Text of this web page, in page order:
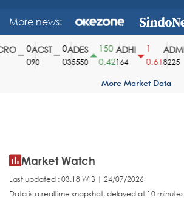
More news:
ACST
90
ADES
35550
150
0.42
ADHI
164
0.61
ADMF
8225
More Market Data
Market Watch
Last updated : 03.18 WIB | 24/07/2026
Data is a realtime snapshot, delayed at 10 minutes